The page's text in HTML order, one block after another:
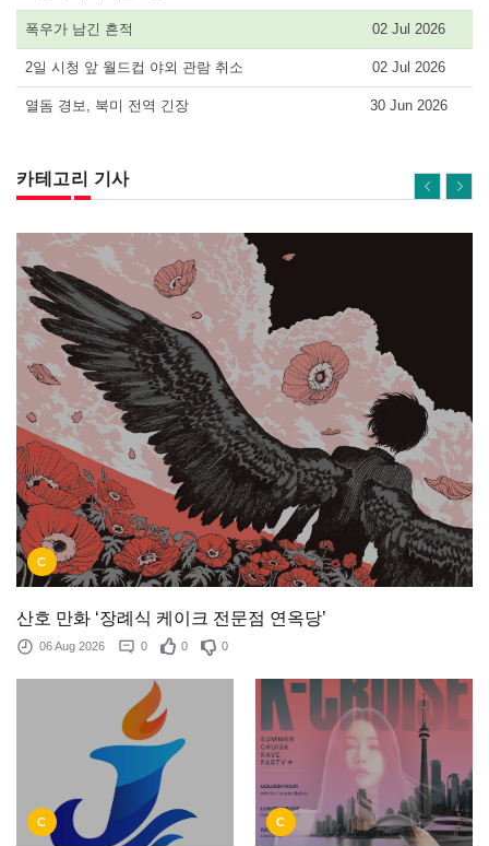
폭우가 남긴 흔적 02 Jul 2026
2일 시청 앞 월드컵 야외 관람 취소 02 Jul 2026
열돔 경보, 북미 전역 긴장 30 Jun 2026
카테고리 기사
C
산호 만화 ‘장례식 케이크 전문점 연옥당’
06 Aug 2026 0 0 0
C C